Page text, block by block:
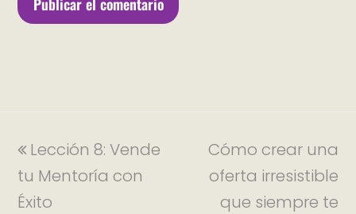
Lección 8: Vende
tu Mentoría con
Éxito
Cómo crear una
oferta irresistible
que siempre te